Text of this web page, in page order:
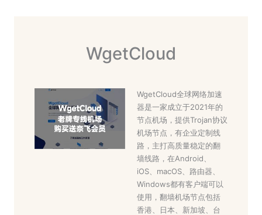
WgetCloud
WgetCloud全球网络加速
器是一家成立于2021年的
节点机场，提供Trojan协议
机场节点，有企业定制线
路，主打高质量稳定的翻
墙线路，在Android、
iOS、macOS、路由器、
Windows都有客户端可以
使用，翻墙机场节点包括
香港、日本、新加坡、台